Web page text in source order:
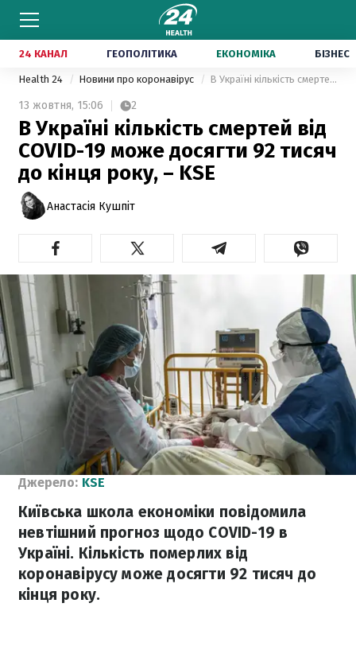
24 КАНАЛ ГЕОПОЛІТИКА ЕКОНОМІКА БІЗНЕС
Health 24 Новини про коронавірус В Україні кількість смертей від COVID-19 може досягти 92 тисяч до кінця року, – KSE
13 жовтня, 15:06 2
В Україні кількість смертей від
COVID-19 може досягти 92 тисяч
до кінця року, – KSE
Анастасія Кушпіт
Джерело: KSE
Київська школа економіки повідомила
невтішний прогноз щодо COVID-19 в
Україні. Кількість померлих від
коронавірусу може досягти 92 тисяч до
кінця року.